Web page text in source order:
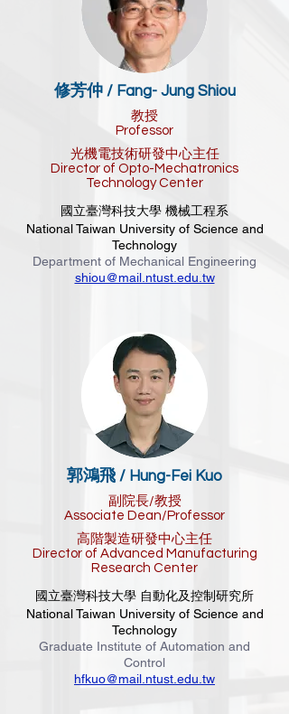
修芳仲 / Fang- Jung Shiou
教授
Professor
光機電技術研發中心主任
Director of Opto-Mechatronics
Technology Center
國立臺灣科技大學 機械工程系
National Taiwan University of Science and
Technology
Department of Mechanical Engineering
shiou@mail.ntust.edu.tw
郭鴻飛 / Hung-Fei Kuo
副院長/教授
Associate Dean/Professor
高階製造研發中心主任
Director of Advanced Manufacturing
Research Center
國立臺灣科技大學 自動化及控制研究所
National Taiwan University of Science and
Technology
Graduate Institute of Automation and
Control
hfkuo@mail.ntust.edu.tw